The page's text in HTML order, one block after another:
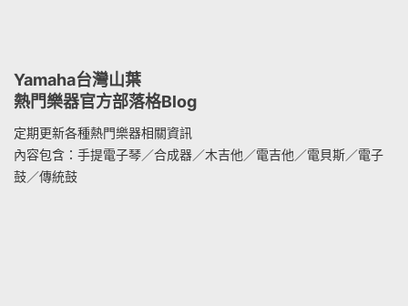
Yamaha台灣山葉
熱門樂器官方部落格Blog
定期更新各種熱門樂器相關資訊
內容包含：手提電子琴／合成器／木吉他／電吉他／電貝斯／電子
鼓／傳統鼓